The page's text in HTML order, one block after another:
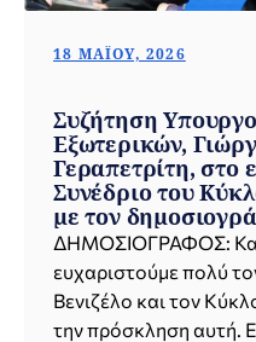
18 ΜΑΪ́ΟΥ, 2026
Συζήτηση
Εξωτερικών,
Γεραπετρίτη, στο
Συνέδριο του
με τον
Γιώργο Κουβαρά
«Συνθήκες
αβεβαιότητας»
18.05.2026)
ΔΗΜΟΣΙΟΓΡΑΦΟΣ:
ευχαριστούμε πολύ
Βενιζέλο και τον
την πρόσκληση αυτή.